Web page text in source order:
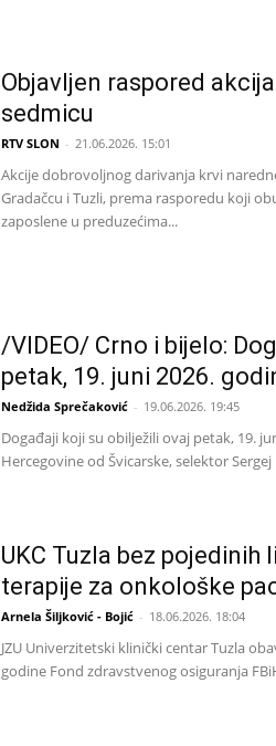
Objavljen raspored
sedmicu
RTV SLON - 21.06.2026. 15:01
Akcije dobrovoljnog darivanja krvi
Gradačcu i Tuzli, prema rasporedu koji
zaposlene u preduzećima...
/VIDEO/ Crno i bijelo:
petak, 19. juni 2026.
Nedžida Sprečaković - 19.06.2026. 19:45
Događaji koji su obilježili ovaj petak, 19.
Hercegovine od Švicarske, selektor
UKC Tuzla bez pojedinih
terapije za onkološke
Arnela Šiljković - Bojić - 18.06.2026. 18:04
JZU Univerzitetski klinički centar Tuzla
godine Fond zdravstvenog osiguranja